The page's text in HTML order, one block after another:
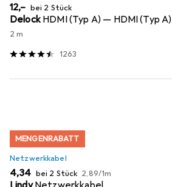
EUR
12,– bei 2 Stück
Delock HDMI (Typ A) — HDMI (Typ A)
2 m
1263
MENGENRABATT
Netzwerkkabel
EUR
4,34 bei 2 Stück EUR
2,89/1m